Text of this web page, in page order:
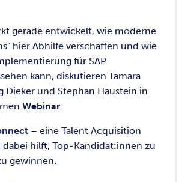
gerade entwickelt, wie moderne
hier Abhilfe verschaffen und wie
für SAP
kann, diskutieren Tamara
Dieker und Stephan Haustein in
Webinar.
– eine Talent Acquisition
hilft, Top-Kandidat:innen zu
gewinnen.